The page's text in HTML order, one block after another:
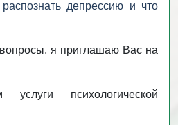
распознать депрессию и что
я приглашаю Вас на
психологической